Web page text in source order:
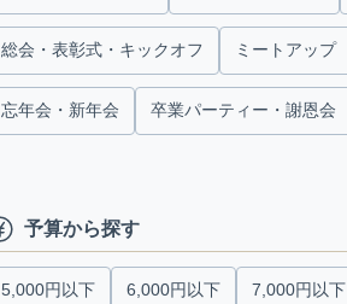
総会・表彰式・キックオフ ミートアップ
忘年会・新年会 卒業パーティー・謝恩会
予算から探す
5,000円以下 6,000円以下 7,000円以下